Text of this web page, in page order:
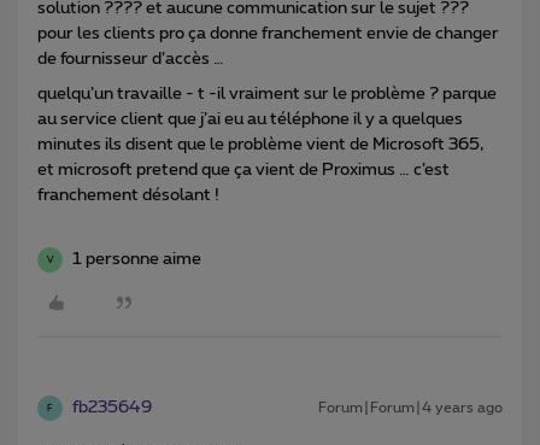
solution ???? et aucune communication sur le sujet ???
pour les clients pro ça donne franchement envie de changer
de fournisseur d’accès …
quelqu’un travaille - t -il vraiment sur le problème ? parque
au service client que j’ai eu au téléphone il y a quelques
minutes ils disent que le problème vient de Microsoft 365,
et microsoft pretend que ça vient de Proximus … c’est
franchement désolant !
V 1 personne aime
F fb235649 Forum|Forum|4 years ago